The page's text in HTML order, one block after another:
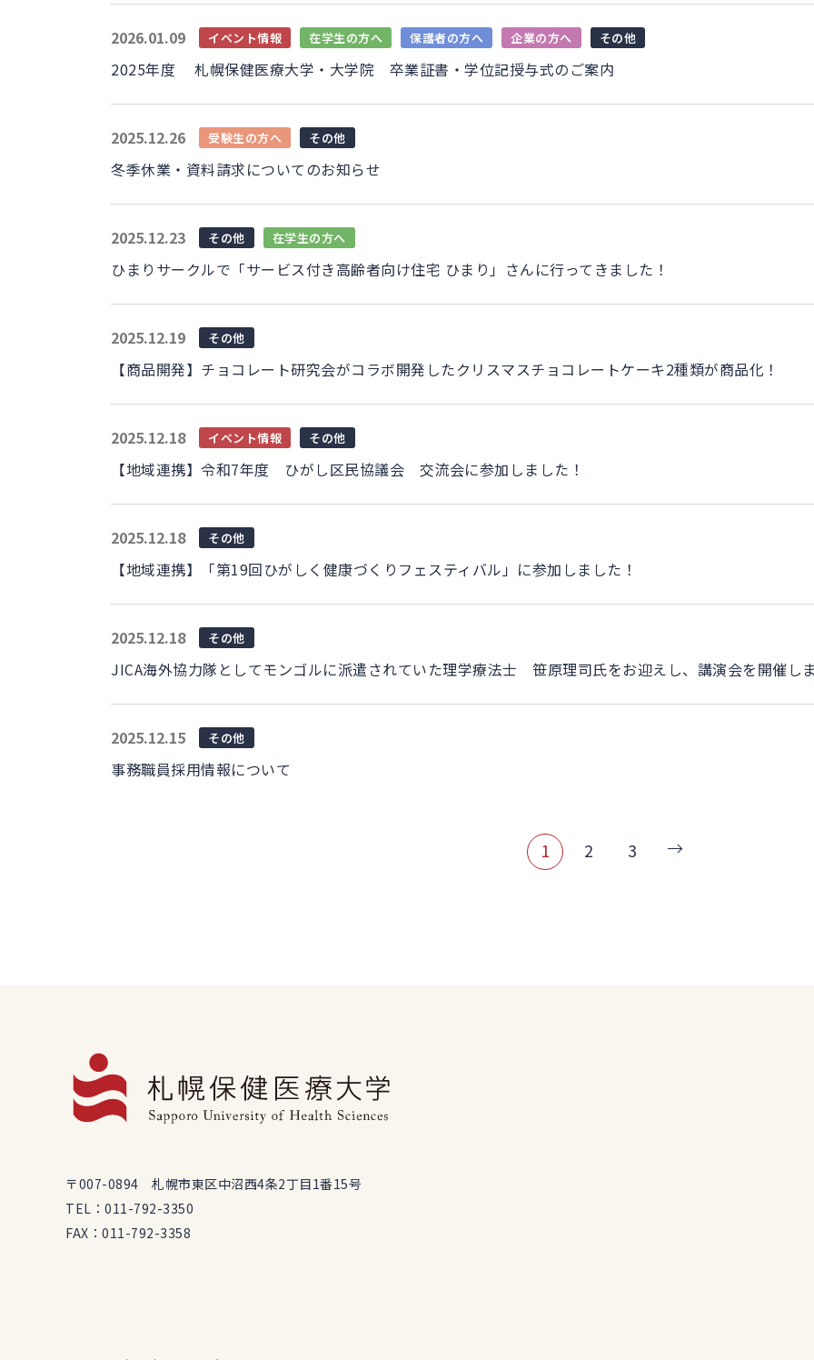
2026.01.09 イベント情報 在学生の方へ 保護者の方へ 企業の方へ その他
2025年度 札幌保健医療大学・大学院 卒業証書・学位記授与式のご案内
2025.12.26 受験生の方へ その他
冬季休業・資料請求についてのお知らせ
2025.12.23 その他 在学生の方へ
ひまりサークルで「サービス付き高齢者向け住宅 ひまり」さんに行ってきました！
2025.12.19 その他
【商品開発】チョコレート研究会がコラボ開発したクリスマスチョコレートケーキ2種類が商品化！
2025.12.18 イベント情報 その他
【地域連携】令和7年度 ひがし区民協議会 交流会に参加しました！
2025.12.18 その他
【地域連携】「第19回ひがしく健康づくりフェスティバル」に参加しました！
2025.12.18 その他
JICA海外協力隊としてモンゴルに派遣されていた理学療法士 笹原理司氏をお迎えし、講演会を開催し
2025.12.15 その他
事務職員採用情報について
1 2 3
〒007-0894 札幌市東区中沼西4条2丁目1番15号
TEL： 011-792-3350
FAX：011-792-3358